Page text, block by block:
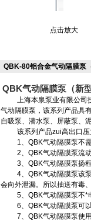
点击放大
QBK-80铝合金气动隔膜泵
QBK气动隔膜泵 （新
上海本泉泵业有限公司
气动隔膜泵，该系列产品具
自吸泵、潜水泵、屏蔽泵、
该系列产品zui高出口
1、 QBK气动隔膜泵不
2、 QBK气动隔膜泵流
3、 QBK气动隔膜泵扬
4、 QBK气动隔膜泵该
会向外泄漏。所以抽送有毒
5、 QBK气动隔膜泵不*
6、 QBK气动隔膜泵可
7、 QBK气动隔膜泵使